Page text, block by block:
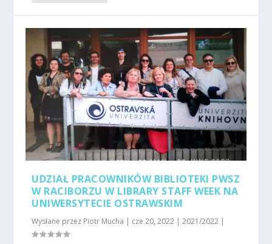
UDZIAŁ PRACOWNIKÓW BIBLIOTEKI PWSZ
W RACIBORZU W LIBRARY STAFF WEEK NA
UNIWERSYTECIE OSTRAWSKIM
Wysłane przez Piotr Mucha | cze 20, 2022 |2021/2022 |